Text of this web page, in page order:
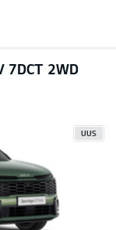
7DCT 2WD
UUS